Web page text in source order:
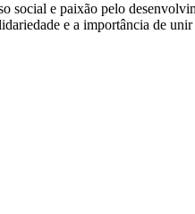
e paixão pelo
e a importância de